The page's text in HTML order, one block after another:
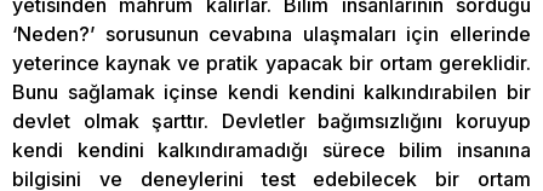
‘Neden?’ sorusunun cevabına ulaşmaları için ellerinde
yeterince kaynak ve pratik yapacak bir ortam gereklidir.
Bunu sağlamak içinse kendi kendini kalkındırabilen bir
devlet olmak şarttır. Devletler bağımsızlığını koruyup
kendi kendini kalkındıramadığı sürece bilim insanına
bilgisini ve deneylerini test edebilecek bir ortam